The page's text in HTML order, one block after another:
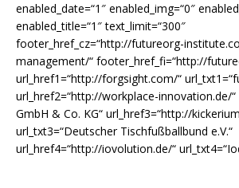
enabled_date=“1″ enabled_img=“0″
enabled_title=“1″ text_limit=“300″
footer_href_cz=“http://futureorg-
management/“ footer_href_fi=“http://
url_href1=“http://forgsight.com/“
url_href2=“http://workplace-innovation.de/“
GmbH & Co. KG“ url_href3=“http://
url_txt3=“Deutscher Tischfußballbund e.V.“
url_href4=“http://iovolution.de/“